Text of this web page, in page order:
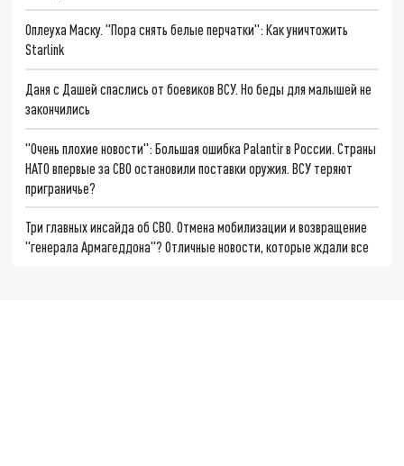
Оплеуха Маску. "Пора снять белые перчатки": Как уничтожить
Starlink
Даня с Дашей спаслись от боевиков ВСУ. Но беды для малышей не
закончились
"Очень плохие новости": Большая ошибка Palantir в России. Страны
НАТО впервые за СВО остановили поставки оружия. ВСУ теряют
приграничье?
Три главных инсайда об СВО. Отмена мобилизации и возвращение
"генерала Армагеддона"? Отличные новости, которые ждали все